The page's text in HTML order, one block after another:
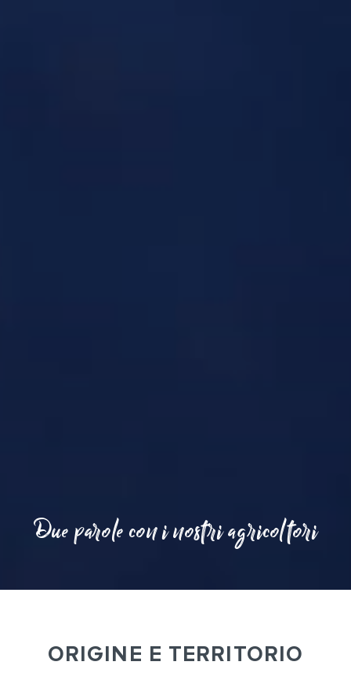
Due parole con i nostri agricoltori
ORIGINE E TERRITORIO